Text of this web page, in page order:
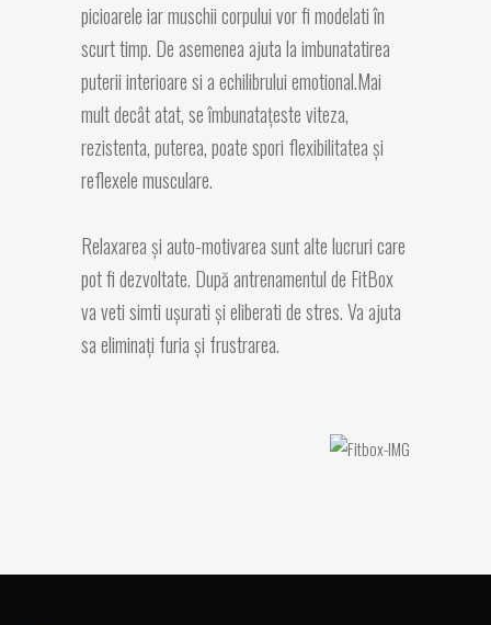
picioarele iar muschii corpului vor fi modelati în
scurt timp. De asemenea ajuta la imbunatatirea
puterii interioare si a echilibrului emotional.Mai
mult decât atat, se îmbunataţeste viteza,
rezistenta, puterea, poate spori flexibilitatea şi
reflexele musculare.
Relaxarea şi auto-motivarea sunt alte lucruri care
pot fi dezvoltate. După antrenamentul de FitBox
va veti simti uşurati şi eliberati de stres. Va ajuta
sa eliminaţi furia şi frustrarea.